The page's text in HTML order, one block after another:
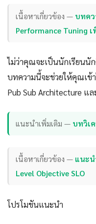
เนื้อหาเกี่ยวข้อง — บทคว
Performance Tuning
ไม่ว่าคุณจะเป็นนักเรียนนั
บทความนี้จะช่วยให้คุณเข้า
Pub Sub Architecture แ
แนะนำเพิ่มเติม — บทวิเ
เนื้อหาเกี่ยวข้อง — แนะน
Level Objective SLO
โปรโมชันแนะนำ